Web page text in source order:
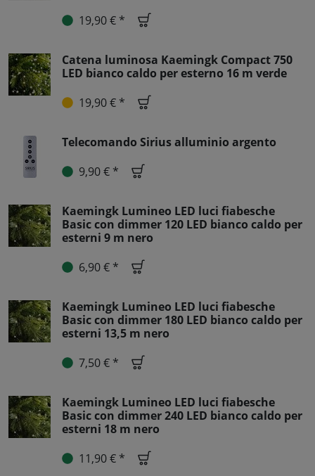
19,90 € *
Catena luminosa Kaemingk Compact 750
LED bianco caldo per esterno 16 m verde
19,90 € *
Telecomando Sirius alluminio argento
9,90 € *
Kaemingk Lumineo LED luci fiabesche
Basic con dimmer 120 LED bianco caldo per
esterni 9 m nero
6,90 € *
Kaemingk Lumineo LED luci fiabesche
Basic con dimmer 180 LED bianco caldo per
esterni 13,5 m nero
7,50 € *
Kaemingk Lumineo LED luci fiabesche
Basic con dimmer 240 LED bianco caldo per
esterni 18 m nero
11,90 € *